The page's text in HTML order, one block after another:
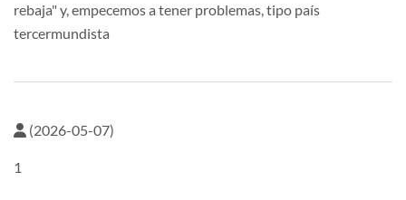
rebaja" y, empecemos a tener problemas, tipo país
tercermundista
(2026-05-07)
1